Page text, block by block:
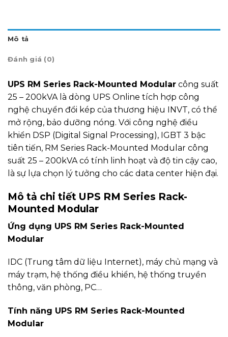
Mô tả
Đánh giá (0)
UPS RM Series Rack-Mounted Modular công suất
25 – 200kVA là dòng UPS Online tích hợp công
nghệ chuyển đổi kép của thương hiệu INVT, có thể
mở rộng, bảo dưỡng nóng. Với công nghệ điều
khiển DSP (Digital Signal Processing), IGBT 3 bậc
tiên tiến, RM Series Rack-Mounted Modular công
suất 25 – 200kVA có tính linh hoạt và độ tin cậy cao,
là sự lựa chọn lý tưởng cho các data center hiện đại.
Mô tả chi tiết UPS RM Series Rack-
Mounted Modular
Ứng dụng UPS RM Series Rack-Mounted
Modular
IDC (Trung tâm dữ liệu Internet), máy chủ mạng và
máy trạm, hệ thống điều khiển, hệ thống truyền
thông, văn phòng, PC…
Tính năng UPS RM Series Rack-Mounted
Modular